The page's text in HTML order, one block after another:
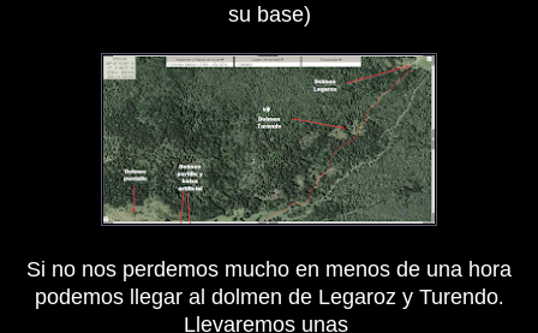
su base)
Si no nos perdemos mucho en menos de una hora
podemos llegar al dolmen de Legaroz y Turendo.
Llevaremos unas